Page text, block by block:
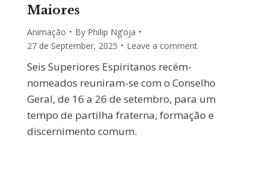
Maiores
Animação By Philip Ng’oja
27 de September, 2025
Leave a comment
Seis Superiores Espiritanos recém-
nomeados reuniram-se com o Conselho
Geral, de 16 a 26 de setembro, para um
tempo de partilha fraterna, formação e
discernimento comum.